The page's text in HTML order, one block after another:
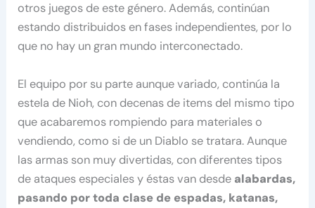
otros juegos de este género. Además, continúan
estando distribuidos en fases independientes, por lo
que no hay un gran mundo interconectado.
El equipo por su parte aunque variado, continúa la
estela de Nioh, con decenas de items del mismo tipo
que acabaremos rompiendo para materiales o
vendiendo, como si de un Diablo se tratara. Aunque
las armas son muy divertidas, con diferentes tipos
de ataques especiales y éstas van desde alabardas,
pasando por toda clase de espadas, katanas,